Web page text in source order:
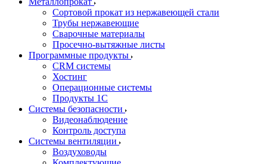
Сортовой прокат из нержавеющей стали
Трубы нержавеющие
Сварочные материалы
Просечно-вытяжные листы
Программные продукты
CRM системы
Хостинг
Операционные системы
Продукты 1С
Системы безопасности
Видеонаблюдение
Контроль доступа
Системы вентиляции
Воздуховоды